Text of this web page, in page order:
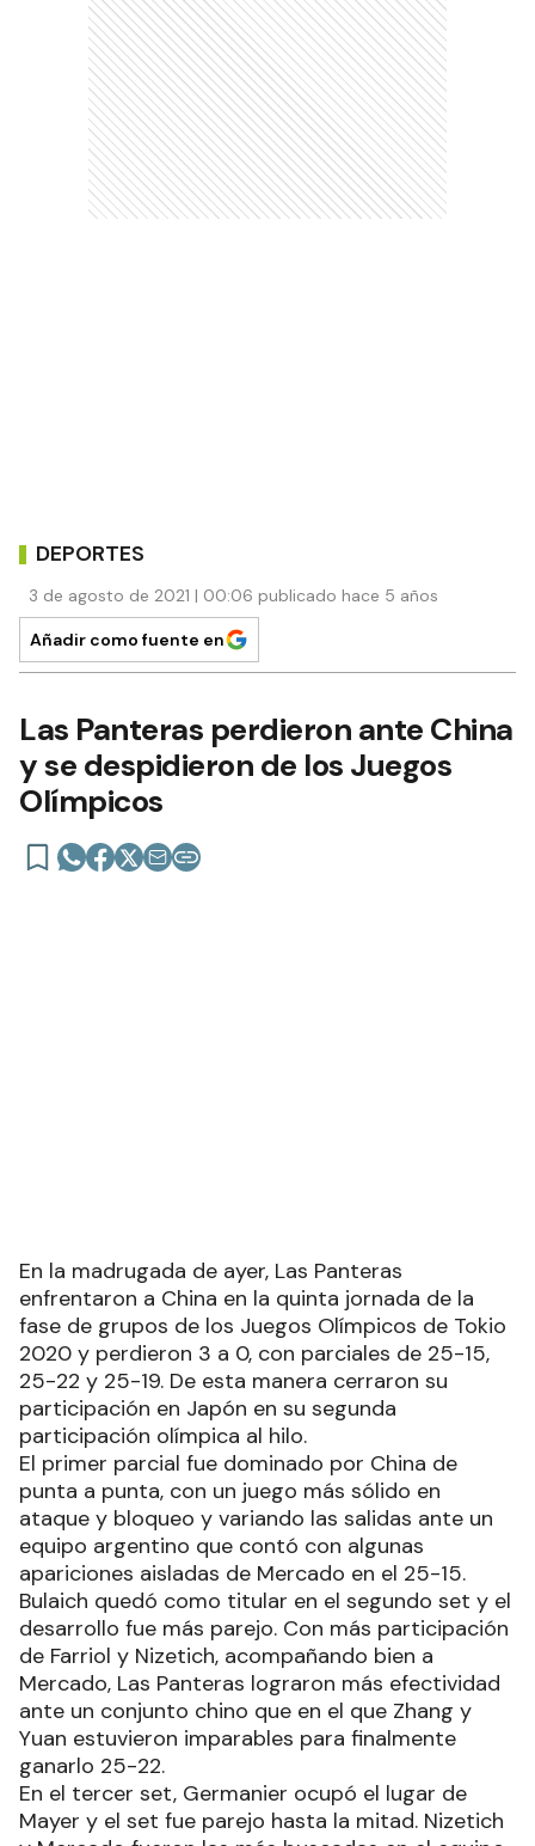
DEPORTES
3 de agosto de 2021 | 00:06 publicado hace 5 años
Añadir como fuente en
Las Panteras perdieron ante China
y se despidieron de los Juegos
Olímpicos
En la madrugada de ayer, Las Panteras
enfrentaron a China en la quinta jornada de la
fase de grupos de los Juegos Olímpicos de Tokio
2020 y perdieron 3 a 0, con parciales de 25-15,
25-22 y 25-19. De esta manera cerraron su
participación en Japón en su segunda
participación olímpica al hilo.
El primer parcial fue dominado por China de
punta a punta, con un juego más sólido en
ataque y bloqueo y variando las salidas ante un
equipo argentino que contó con algunas
apariciones aisladas de Mercado en el 25-15.
Bulaich quedó como titular en el segundo set y el
desarrollo fue más parejo. Con más participación
de Farriol y Nizetich, acompañando bien a
Mercado, Las Panteras lograron más efectividad
ante un conjunto chino que en el que Zhang y
Yuan estuvieron imparables para finalmente
ganarlo 25-22.
En el tercer set, Germanier ocupó el lugar de
Mayer y el set fue parejo hasta la mitad. Nizetich